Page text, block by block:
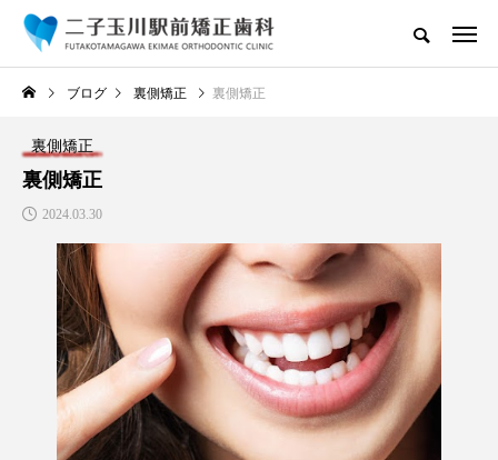
ブログ 裏側矯正 裏側矯正
裏側矯正
裏側矯正
2024.03.30